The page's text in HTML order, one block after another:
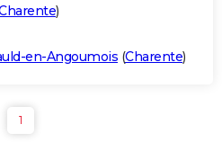
)
en-Angoumois (Charente)
1